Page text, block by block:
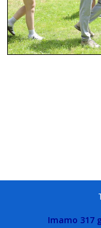
Imamo 317